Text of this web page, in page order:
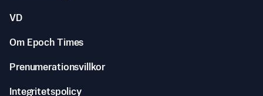
VD
Om Epoch Times
Prenumerationsvillkor
Integritetspolicy